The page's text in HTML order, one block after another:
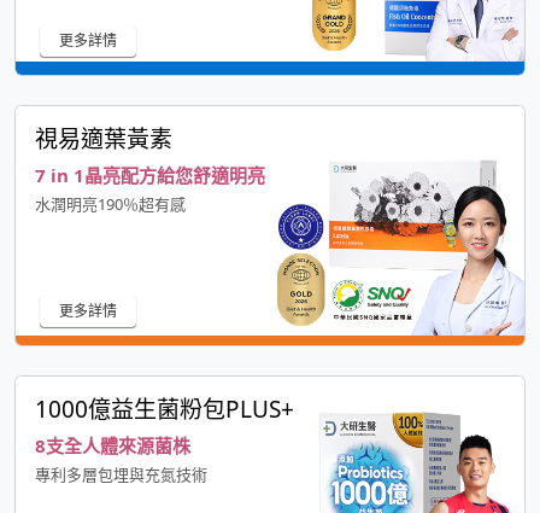
更多詳情
視易適葉黃素
7 in 1晶亮配方給您舒適明亮
水潤明亮190％超有感
更多詳情
1000億益生菌粉包PLUS+
8支全人體來源菌株
專利多層包埋與充氮技術